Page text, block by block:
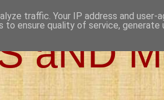
aND
traffic. Your IP address and user-
ensure quality of service, generate